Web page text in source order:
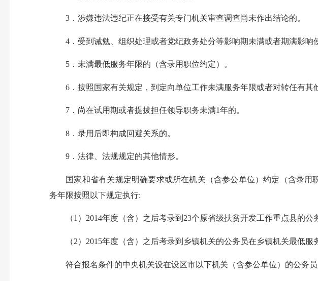
3．涉嫌违法违纪正在接受有关专门机关审查调查尚未作出结论的。
4．受到诫勉、组织处理或者党纪政务处分等影响期未满或者期满影响
5．未满最低服务年限的（含录用职位约定）。
6．按照国家有关规定，到定向单位工作未满服务年限或者对转任有其
7．尚在试用期或者提拔担任领导职务未满1年的。
8．录用后即构成回避关系的。
9．法律、法规规定的其他情形。
国家和省有关规定明确要求或所在机关（含参公单位）约定（含录用
务年限按照以下规定执行:
（1）2014年度（含）之后考录到23个原省级扶贫开发工作重点县的公
（2）2015年度（含）之后考录到乡镇机关的公务员在乡镇机关最低服
符合报名条件的中央机关设在设区市以下机关（含参公单位）的公务